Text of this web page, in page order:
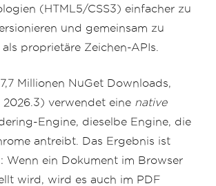
(HTML5/CSS3) einfacher zu
und gemeinsam zu
proprietäre Zeichen-APIs.
Millionen NuGet Downloads,
2026.3) verwendet eine native
Engine, dieselbe Engine, die
antreibt. Das Ergebnis ist
: Wenn ein Dokument im Browser
wird, wird es auch im PDF